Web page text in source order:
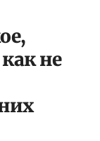
не